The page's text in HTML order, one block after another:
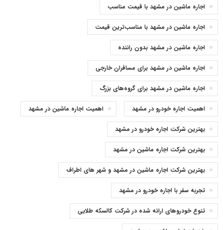
اجاره ماشین در مشهد با قیمت مناسب
اجاره ماشین در مشهد با مناسب‌ترین قیمت
اجاره ماشین در مشهد بدون راننده
اجاره ماشین در مشهد برای مسافران خارجی
اجاره ماشین در مشهد برای گروه‌های بزرگ
اهمیت اجاره خودرو در مشهد اهمیت اجاره ماشین در مشهد
بهترین شرکت اجاره خودرو در مشهد
بهترین شرکت اجاره ماشین در مشهد
بهترین شرکت اجاره ماشین در مشهد و شهر های اطراف
تجربه سفر با اجاره خودرو در مشهد
تنوع خودروهای ارائه شده در شرکت کالسکه طلایی